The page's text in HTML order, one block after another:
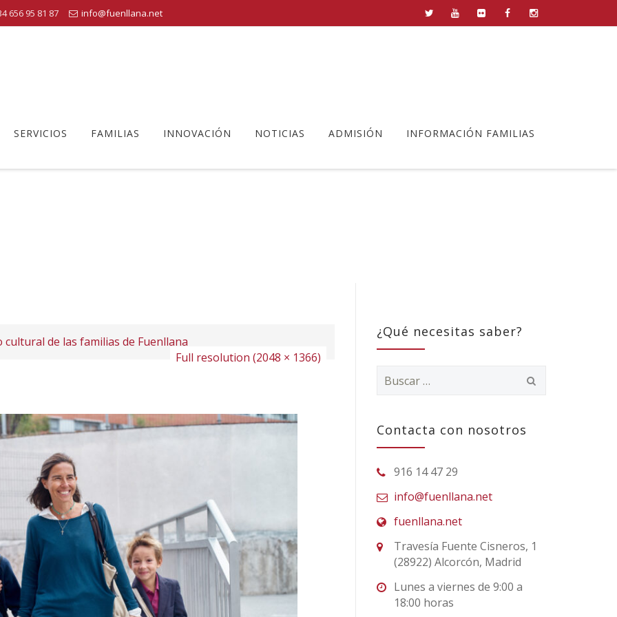
656 95 81 87 info@fuenllana.net
SERVICIOS FAMILIAS INNOVACIÓN NOTICIAS ADMISIÓN INFORMACIÓN FAMILIAS
cultural de las familias de Fuenllana
Full resolution (2048 × 1366)
¿Qué necesitas saber?
Contacta con nosotros
916 14 47 29
info@fuenllana.net
fuenllana.net
Travesía Fuente Cisneros, 1
(28922) Alcorcón, Madrid
Lunes a viernes de 9:00 a
18:00 horas